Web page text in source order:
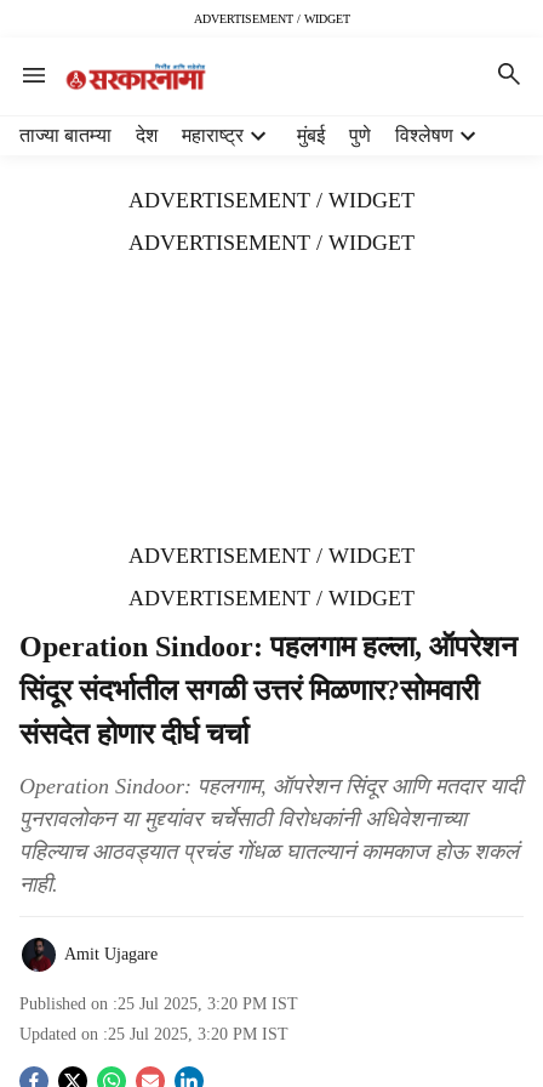
ADVERTISEMENT / WIDGET
ताज्या बातम्या देश महाराष्ट्र मुंबई पुणे विश्लेषण
ADVERTISEMENT / WIDGET
ADVERTISEMENT / WIDGET
ADVERTISEMENT / WIDGET
ADVERTISEMENT / WIDGET
Operation Sindoor: पहलगाम हल्ला, ऑपरेशन
सिंदूर संदर्भातील सगळी उत्तरं मिळणार?सोमवारी
संसदेत होणार दीर्घ चर्चा
Operation Sindoor: पहलगाम, ऑपरेशन सिंदूर आणि मतदार यादी
पुनरावलोकन या मुद्द्यांवर चर्चेसाठी विरोधकांनी अधिवेशनाच्या
पहिल्याच आठवड्यात प्रचंड गोंधळ घातल्यानं कामकाज होऊ शकलं
नाही.
Amit Ujagare
Published on :25 Jul 2025, 3:20 PM IST
Updated on :25 Jul 2025, 3:20 PM IST